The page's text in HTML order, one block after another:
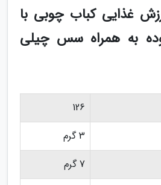
غذایی کباب چوبی با
به همراه سس چیلی
126
3 گرم
7 گرم